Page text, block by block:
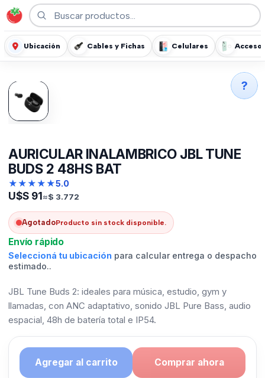
Ubicación Cables y Fichas Celulares
AURICULAR INALAMBRICO JBL TUNE
BUDS 2 48HS BAT
★★★★★5.0
U$S 91≈$ 3.772
AgotadoProducto sin stock disponible.
Envío rápido
Seleccioná tu ubicación para calcular entrega o despacho
estimado..
JBL Tune Buds 2: ideales para música, estudio, gym y
llamadas, con ANC adaptativo, sonido JBL Pure Bass, audio
espacial, 48h de batería total e IP54.
Agregar al carrito Comprar ahora
?